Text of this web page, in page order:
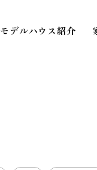
モデルハウス紹介